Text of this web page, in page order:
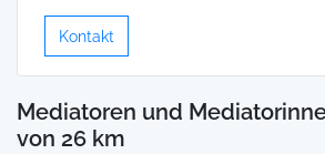
Kontakt
Mediatoren und
von 26 km